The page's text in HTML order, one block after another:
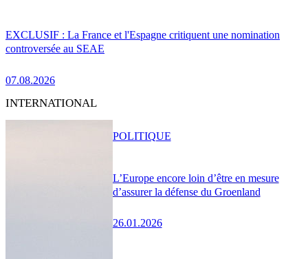
EXCLUSIF : La France et l'Espagne critiquent une nomination
controversée au SEAE
07.08.2026
INTERNATIONAL
L’Europe encore loin d’être en mesure
d’assurer la défense du Groenland
26.01.2026
POLITIQUE